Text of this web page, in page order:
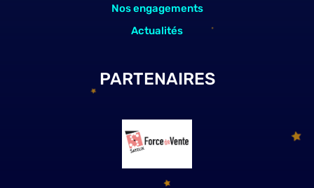
Nos engagements
Actualités
PARTENAIRES